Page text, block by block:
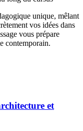
unique, mêlant
vos idées dans
vous prépare
contemporain.
et